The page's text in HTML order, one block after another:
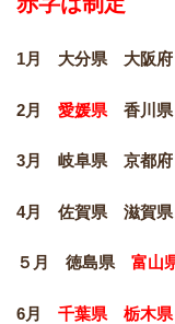
1月 大分県 大阪
2月 愛媛県 香川
3月 岐阜県 京都
4月 佐賀県 滋賀
５月 徳島県 富山
6月 千葉県 栃木県